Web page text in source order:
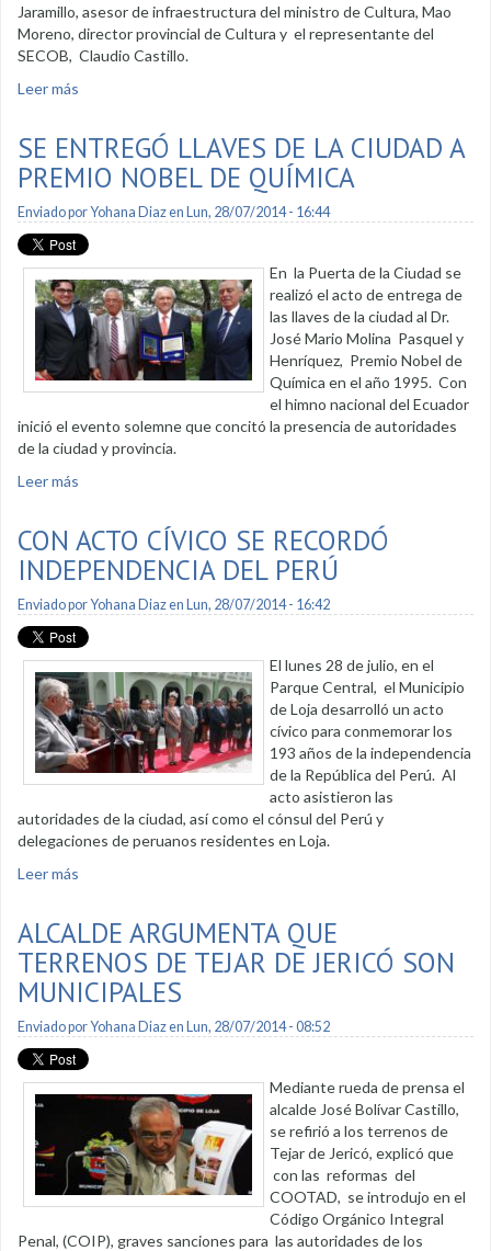
Jaramillo, asesor de infraestructura del ministro de Cultura, Mao
Moreno, director provincial de Cultura y el representante del
SECOB, Claudio Castillo.
Leer más
SE ENTREGÓ LLAVES DE LA CIUDAD A
PREMIO NOBEL DE QUÍMICA
Enviado porYohana Diazen Lun, 28/07/2014 - 16:44
En la Puerta de la Ciudad se
realizó el acto de entrega de
las llaves de la ciudad al Dr.
José Mario Molina Pasquel y
Henríquez, Premio Nobel de
Química en el año 1995. Con
el himno nacional del Ecuador
inició el evento solemne que concitó la presencia de autoridades
de la ciudad y provincia.
Leer más
CON ACTO CÍVICO SE RECORDÓ
INDEPENDENCIA DEL PERÚ
Enviado porYohana Diazen Lun, 28/07/2014 - 16:42
El lunes 28 de julio, en el
Parque Central, el Municipio
de Loja desarrolló un acto
cívico para conmemorar los
193 años de la independencia
de la República del Perú. Al
acto asistieron las
autoridades de la ciudad, así como el cónsul del Perú y
delegaciones de peruanos residentes en Loja.
Leer más
ALCALDE ARGUMENTA QUE
TERRENOS DE TEJAR DE JERICÓ SON
MUNICIPALES
Enviado porYohana Diazen Lun, 28/07/2014 - 08:52
Mediante rueda de prensa el
alcalde José Bolívar Castillo,
se refirió a los terrenos de
Tejar de Jericó, explicó que
con las reformas del
COOTAD, se introdujo en el
Código Orgánico Integral
Penal, (COIP), graves sanciones para las autoridades de los